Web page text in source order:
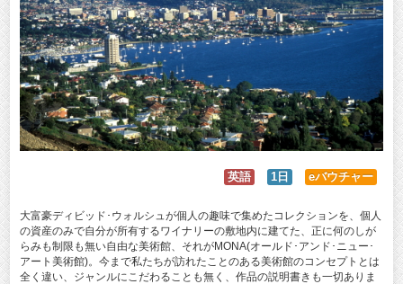
英語 1日 eバウチャー
大富豪ディビッド･ウォルシュが個人の趣味で集めたコレクションを、個人
の資産のみで自分が所有するワイナリーの敷地内に建てた、正に何のしが
らみも制限も無い自由な美術館、それがMONA(オールド･アンド･ニュー･
アート美術館)。今まで私たちが訪れたことのある美術館のコンセプトとは
全く違い、ジャンルにこだわることも無く、作品の説明書きも一切ありま